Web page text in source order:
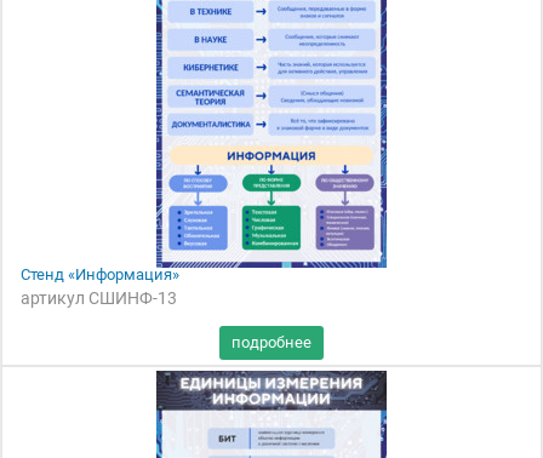
Стенд «Информация»
артикул СШИНФ-13